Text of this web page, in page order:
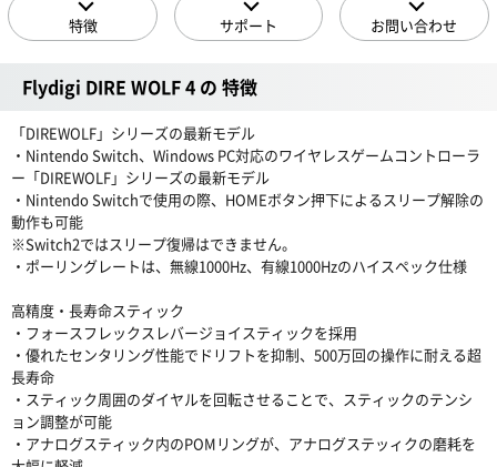
特徴 サポート お問い合わせ
Flydigi DIRE WOLF 4 の 特徴
「DIREWOLF」シリーズの最新モデル
・Nintendo Switch、Windows PC対応のワイヤレスゲームコントローラ
ー「DIREWOLF」シリーズの最新モデル
・Nintendo Switchで使用の際、HOMEボタン押下によるスリープ解除の
動作も可能
※Switch2ではスリープ復帰はできません。
・ポーリングレートは、無線1000Hz、有線1000Hzのハイスペック仕様
高精度・長寿命スティック
・フォースフレックスレバージョイスティックを採用
・優れたセンタリング性能でドリフトを抑制、500万回の操作に耐える超
長寿命
・スティック周囲のダイヤルを回転させることで、スティックのテンシ
ョン調整が可能
・アナログスティック内のPOMリングが、アナログステッィクの磨耗を